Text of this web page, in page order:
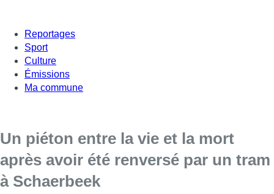
Reportages
Sport
Culture
Émissions
Ma commune
Un piéton entre la vie et la mort
après avoir été renversé par un tram
à Schaerbeek